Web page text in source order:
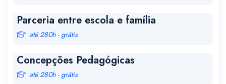
Parceria entre escola e família
até 280h - grátis
Concepções Pedagógicas
até 280h - grátis